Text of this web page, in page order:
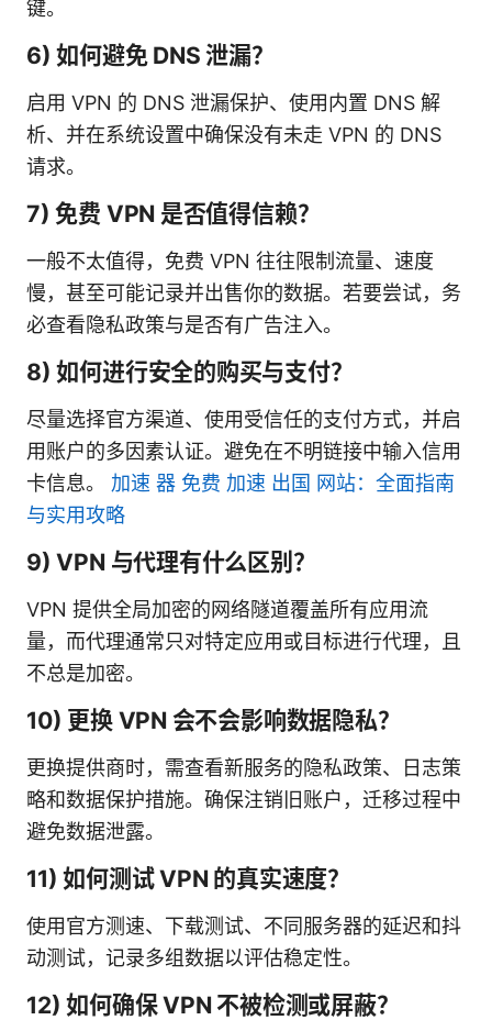
键。
6) 如何避免 DNS 泄漏？
启用 VPN 的 DNS 泄漏保护、使用内置 DNS 解
析、并在系统设置中确保没有未走 VPN 的 DNS
请求。
7) 免费 VPN 是否值得信赖？
一般不太值得，免费 VPN 往往限制流量、速度
慢，甚至可能记录并出售你的数据。若要尝试，务
必查看隐私政策与是否有广告注入。
8) 如何进行安全的购买与支付？
尽量选择官方渠道、使用受信任的支付方式，并启
用账户的多因素认证。避免在不明链接中输入信用
卡信息。 加速 器 免费 加速 出国 网站：全面指南
与实用攻略
9) VPN 与代理有什么区别？
VPN 提供全局加密的网络隧道覆盖所有应用流
量，而代理通常只对特定应用或目标进行代理，且
不总是加密。
10) 更换 VPN 会不会影响数据隐私？
更换提供商时，需查看新服务的隐私政策、日志策
略和数据保护措施。确保注销旧账户，迁移过程中
避免数据泄露。
11) 如何测试 VPN 的真实速度？
使用官方测速、下载测试、不同服务器的延迟和抖
动测试，记录多组数据以评估稳定性。
12) 如何确保 VPN 不被检测或屏蔽？